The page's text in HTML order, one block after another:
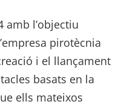
amb l’objectiu
pirotècnia
i el llançament
basats en la
ells mateixos